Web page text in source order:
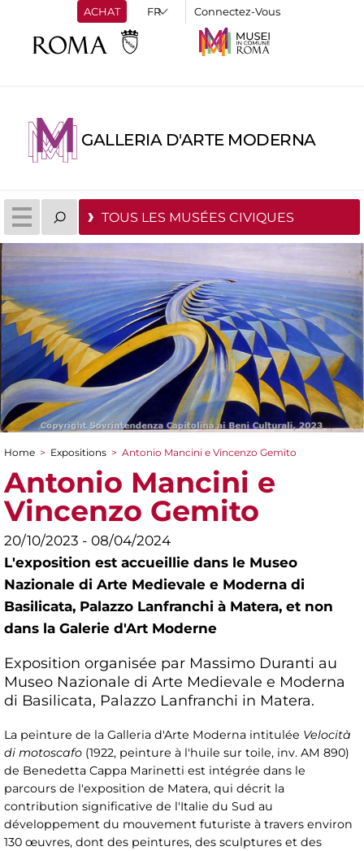
ACHAT Connectez-Vous
GALLERIA D'ARTE MODERNA
TOUS LES MUSÉES CIVIQUES
You are here
Home > Expositions > Antonio Mancini e Vincenzo Gemito
Antonio Mancini e
Vincenzo Gemito
20/10/2023 - 08/04/2024
L'exposition est accueillie dans le Museo
Nazionale di Arte Medievale e Moderna di
Basilicata, Palazzo Lanfranchi à Matera, et non
dans la Galerie d'Art Moderne
Exposition organisée par Massimo Duranti au
Museo Nazionale di Arte Medievale e Moderna
di Basilicata, Palazzo Lanfranchi in Matera.
La peinture de la Galleria d'Arte Moderna intitulée Velocità
di motoscafo (1922, peinture à l'huile sur toile, inv. AM 890)
de Benedetta Cappa Marinetti est intégrée dans le
parcours de l'exposition de Matera, qui décrit la
contribution significative de l'Italie du Sud au
développement du mouvement futuriste à travers environ
130 œuvres, dont des peintures, des sculptures et des